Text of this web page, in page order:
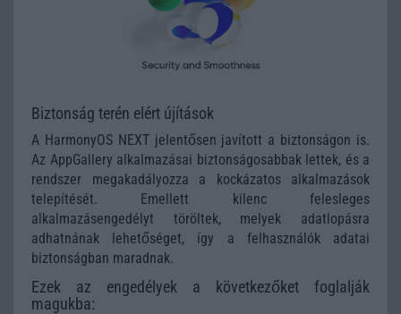
Biztonság terén elért újítások
A HarmonyOS NEXT jelentősen javított a biztonságon is.
Az AppGallery alkalmazásai biztonságosabbak lettek, és a
rendszer megakadályozza a kockázatos alkalmazások
telepítését. Emellett kilenc felesleges
alkalmazásengedélyt töröltek, melyek adatlopásra
adhatnának lehetőséget, így a felhasználók adatai
biztonságban maradnak.
Ezek az engedélyek a következőket foglalják
magukba: